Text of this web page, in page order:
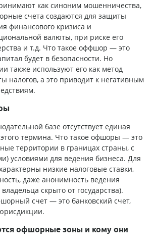
как синоним мошенничества,
счета создаются для защиты
финансового кризиса и
валюты, при риске его
и т.д. Что такое оффшор — это
будет в безопасности. Но
также используют его как метод
налогов, а это приводит к негативным
базе отсутствует единая
термина. Что такое офшоры — это
территории в границах страны, с
условиями для ведения бизнеса. Для
низкие налоговые ставки,
даже анонимность ведения
скрыто от государства).
счет — это банковский счет,
офшорные зоны и кому они